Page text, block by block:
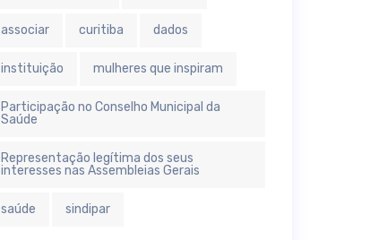
associar curitiba dados
instituição mulheres que inspiram
Participação no Conselho Municipal da
Saúde
Representação legítima dos seus
interesses nas Assembleias Gerais
saúde sindipar